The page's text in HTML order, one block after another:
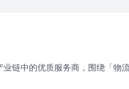
业链中的优质服务商，围绕「物